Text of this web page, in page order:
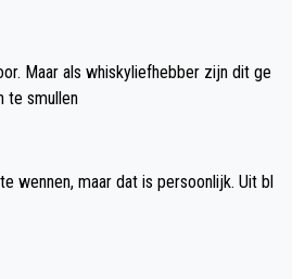
Maar als whiskyliefhebber zijn dit ge
te smullen
wennen, maar dat is persoonlijk. Uit bl